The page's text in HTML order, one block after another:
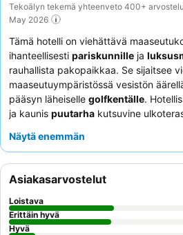
Tekoälyn tekemä yhteenveto 400+
May 2026
Tämä hotelli on viehättävä
ihanteellisesti pariskunnille ja
rauhallista pakopaikkaa. Se sijaitsee
maaseutuympäristössä vesistön
pääsyn läheiselle golfkentälle.
ja kaunis puutarha kutsuvine
laatua, erityisesti erinomaista
huoneen varaamista
seesteisestä ympäristöstä.
Näytä enemmän
Asiakasarvostelut
Loistava
Erittäin hyvä
Hyvä